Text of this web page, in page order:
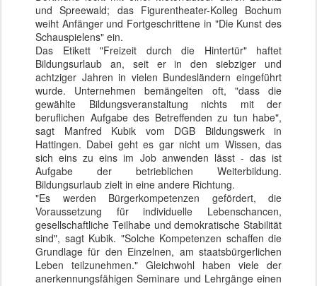
und Spreewald; das Figurentheater-Kolleg Bochum
weiht Anfänger und Fortgeschrittene in "Die Kunst des
Schauspielens" ein.
Das Etikett "Freizeit durch die Hintertür" haftet
Bildungsurlaub an, seit er in den siebziger und
achtziger Jahren in vielen Bundesländern eingeführt
wurde. Unternehmen bemängelten oft, "dass die
gewählte Bildungsveranstaltung nichts mit der
beruflichen Aufgabe des Betreffenden zu tun habe",
sagt Manfred Kubik vom DGB Bildungswerk in
Hattingen. Dabei geht es gar nicht um Wissen, das
sich eins zu eins im Job anwenden lässt - das ist
Aufgabe der betrieblichen Weiterbildung.
Bildungsurlaub zielt in eine andere Richtung.
"Es werden Bürgerkompetenzen gefördert, die
Voraussetzung für individuelle Lebenschancen,
gesellschaftliche Teilhabe und demokratische Stabilität
sind", sagt Kubik. "Solche Kompetenzen schaffen die
Grundlage für den Einzelnen, am staatsbürgerlichen
Leben teilzunehmen." Gleichwohl haben viele der
anerkennungsfähigen Seminare und Lehrgänge einen